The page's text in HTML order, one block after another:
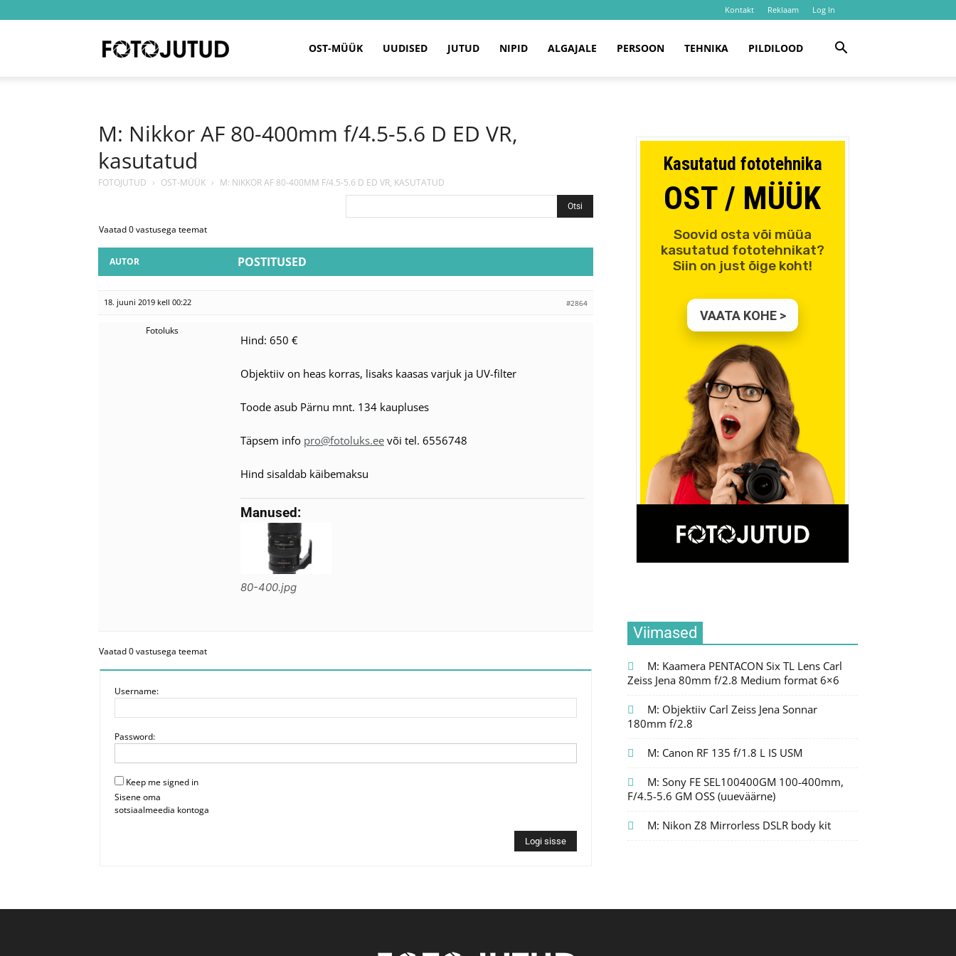
Kontakt Reklaam Log In
OST-MÜÜK UUDISED JUTUD NIPID ALGAJALE PERSOON TEHNIKA PILDILOOD
M: Nikkor AF 80-400mm f/4.5-5.6 D ED VR,
kasutatud
FOTOJUTUD › OST-MÜÜK › M: NIKKOR AF 80-400MM F/4.5-5.6 D ED VR, KASUTATUD
Vaatad 0 vastusega teemat
AUTOR POSTITUSED
18. juuni 2019 kell 00:22 #2864
Fotoluks
Hind: 650 €
Objektiiv on heas korras, lisaks kaasas varjuk ja UV-filter
Toode asub Pärnu mnt. 134 kaupluses
Täpsem info pro@fotoluks.ee või tel. 6556748
Hind sisaldab käibemaksu
Manused:
80-400.jpg
Vaatad 0 vastusega teemat
Username:
Password:
Keep me signed in
Sisene oma
sotsiaalmeedia kontoga
Logi sisse
Viimased
M: Kaamera PENTACON Six TL Lens Carl
Zeiss Jena 80mm f/2.8 Medium format 6×6
M: Objektiiv Carl Zeiss Jena Sonnar
180mm f/2.8
M: Canon RF 135 f/1.8 L IS USM
M: Sony FE SEL100400GM 100-400mm,
F/4.5-5.6 GM OSS (uueväärne)
M: Nikon Z8 Mirrorless DSLR body kit